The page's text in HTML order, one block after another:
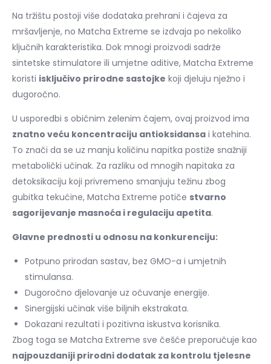
Na tržištu postoji više dodataka prehrani i čajeva za
mršavljenje, no Matcha Extreme se izdvaja po nekoliko
ključnih karakteristika. Dok mnogi proizvodi sadrže
sintetske stimulatore ili umjetne aditive, Matcha Extreme
koristi isključivo prirodne sastojke koji djeluju nježno i
dugoročno.
U usporedbi s običnim zelenim čajem, ovaj proizvod ima
znatno veću koncentraciju antioksidansa i katehina.
To znači da se uz manju količinu napitka postiže snažniji
metabolički učinak. Za razliku od mnogih napitaka za
detoksikaciju koji privremeno smanjuju težinu zbog
gubitka tekućine, Matcha Extreme potiče stvarno
sagorijevanje masnoća i regulaciju apetita.
Glavne prednosti u odnosu na konkurenciju:
Potpuno prirodan sastav, bez GMO-a i umjetnih
stimulansa.
Dugoročno djelovanje uz očuvanje energije.
Sinergijski učinak više biljnih ekstrakata.
Dokazani rezultati i pozitivna iskustva korisnika.
Zbog toga se Matcha Extreme sve češće preporučuje kao
najpouzdaniji prirodni dodatak za kontrolu tjelesne